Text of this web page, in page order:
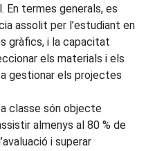
En termes generals, es
assolit per l’estudiant en
gràfics, i la capacitat
els materials i els
gestionar els projectes
a classe són objecte
almenys al 80 % de
i superar